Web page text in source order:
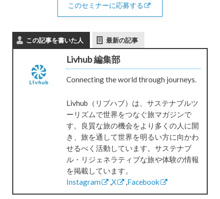
このセミナーに応募する
この記事を書いた人 最新の記事
Livhub 編集部
Connecting the world through journeys.
Livhub（リブハブ）は、サステナブルツ
ーリズムで世界をつなぐ旅マガジンで
す。良質な旅の機会をより多くの人に開
き、旅を通して世界を明るい方に向かわ
せるべく活動しています。サステナブ
ル・リジェネラティブな旅や体験の情報
を掲載しています。
Instagram
X Facebook